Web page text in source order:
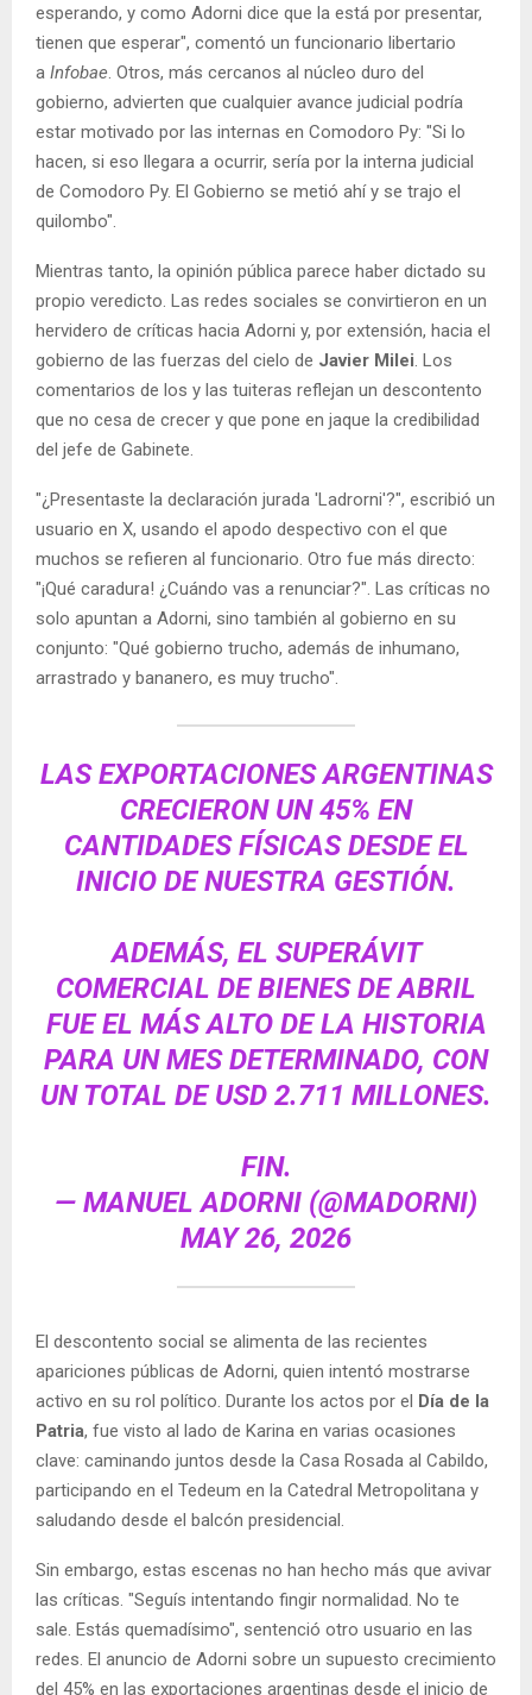
esperando, y como Adorni dice que la está por presentar,
tienen que esperar", comentó un funcionario libertario
a Infobae . Otros, más cercanos al núcleo duro del
gobierno, advierten que cualquier avance judicial podría
estar motivado por las internas en Comodoro Py: "Si lo
hacen, si eso llegara a ocurrir, sería por la interna judicial
de Comodoro Py. El Gobierno se metió ahí y se trajo el
quilombo".
Mientras tanto, la opinión pública parece haber dictado su
propio veredicto. Las redes sociales se convirtieron en un
hervidero de críticas hacia Adorni y, por extensión, hacia el
gobierno de las fuerzas del cielo de Javier Milei . Los
comentarios de los y las tuiteras reflejan un descontento
que no cesa de crecer y que pone en jaque la credibilidad
del jefe de Gabinete.
"¿Presentaste la declaración jurada 'Ladrorni'?", escribió un
usuario en X, usando el apodo despectivo con el que
muchos se refieren al funcionario. Otro fue más directo:
"¡Qué caradura! ¿Cuándo vas a renunciar?". Las críticas no
solo apuntan a Adorni, sino también al gobierno en su
conjunto: "Qué gobierno trucho, además de inhumano,
arrastrado y bananero, es muy trucho".
LAS EXPORTACIONES ARGENTINAS
CRECIERON UN 45% EN
CANTIDADES FÍSICAS DESDE EL
INICIO DE NUESTRA GESTIÓN.
ADEMÁS, EL SUPERÁVIT
COMERCIAL DE BIENES DE ABRIL
FUE EL MÁS ALTO DE LA HISTORIA
PARA UN MES DETERMINADO, CON
UN TOTAL DE USD 2.711 MILLONES.
FIN.
— MANUEL ADORNI (@MADORNI)
MAY 26, 2026
El descontento social se alimenta de las recientes
apariciones públicas de Adorni, quien intentó mostrarse
activo en su rol político. Durante los actos por el Día de la
Patria, fue visto al lado de Karina en varias ocasiones
clave: caminando juntos desde la Casa Rosada al Cabildo,
participando en el Tedeum en la Catedral Metropolitana y
saludando desde el balcón presidencial.
Sin embargo, estas escenas no han hecho más que avivar
las críticas. "Seguís intentando fingir normalidad. No te
sale. Estás quemadísimo", sentenció otro usuario en las
redes. El anuncio de Adorni sobre un supuesto crecimiento
del 45% en las exportaciones argentinas desde el inicio de